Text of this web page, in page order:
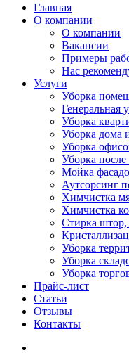
Главная
О компании
О компании
Вакансии
Примеры
Нас
Услуги
Уборка
Генеральная
Уборка
Уборка дома
Уборка
Уборка после
Мойка
Аутсорсинг
Химчистка
Химчистка
Стирка штор,
Уборка
Уборка
Уборка
Прайс-лист
Cтатьи
Отзывы
Контакты